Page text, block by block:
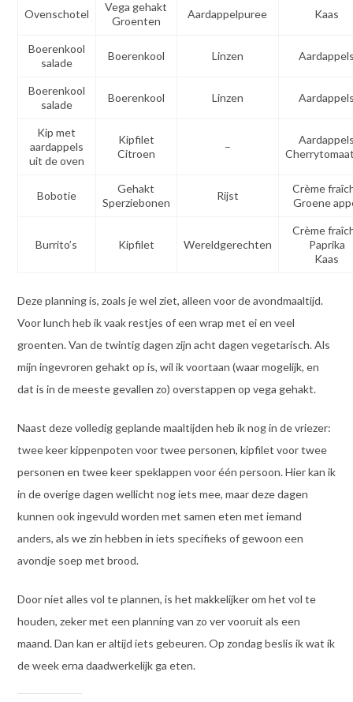
Ovenschotel
Vega gehakt
Groenten
Aardappelpuree Kaas
Boerenkool
salade
Boerenkool Linzen
Boerenkool
salade
Boerenkool Linzen
Kip met
aardappels
uit de oven
Kipfilet
Citroen
–
Bobotie
Gehakt
Sperziebonen
Rijst
Crème
Groene
Burrito’s Kipfilet Wereldgerechten
Crème
Paprika
Kaas
Deze planning is, zoals je wel ziet, alleen voor de avondmaaltijd.
Voor lunch heb ik vaak restjes of een wrap met ei en veel
groenten. Van de twintig dagen zijn acht dagen vegetarisch. Als
mijn ingevroren gehakt op is, wil ik voortaan (waar mogelijk, en
dat is in de meeste gevallen zo) overstappen op vega gehakt.
Naast deze volledig geplande maaltijden heb ik nog in de vriezer:
twee keer kippenpoten voor twee personen, kipfilet voor twee
personen en twee keer speklappen voor één persoon. Hier kan ik
in de overige dagen wellicht nog iets mee, maar deze dagen
kunnen ook ingevuld worden met samen eten met iemand
anders, als we zin hebben in iets specifieks of gewoon een
avondje soep met brood.
Door niet alles vol te plannen, is het makkelijker om het vol te
houden, zeker met een planning van zo ver vooruit als een
maand. Dan kan er altijd iets gebeuren. Op zondag beslis ik wat ik
de week erna daadwerkelijk ga eten.